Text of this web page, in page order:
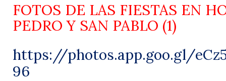
FOTOS DE LAS FIESTAS EN
PEDRO Y SAN PABLO (1)
https://photos.app.goo.gl/
96